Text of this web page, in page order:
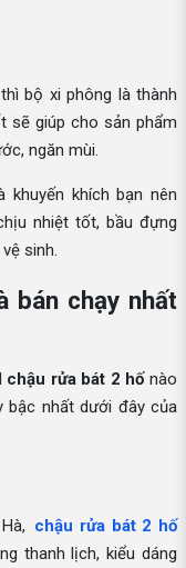
bộ xi phông là thành
sẽ giúp cho sản phẩm
ngăn mùi.
khích bạn nên
nhiệt tốt, bầu đựng
sinh.
bán chạy nhất
chậu rửa bát 2 hố nào
bậc nhất dưới đây của
chậu rửa bát 2 hố
thanh lịch, kiểu dáng